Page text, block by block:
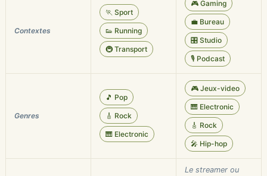
Contextes
🏃 Sport
👟 Running
🚇 Transport
🎮 Gaming
💼 Bureau
🎛️ Studio
🎙️ Podcast
Genres
🎵 Pop
🎸 Rock
🎹 Electronic
🎮 Jeux-video
🎹 Electronic
🎸 Rock
🎤 Hip-hop
Le streamer ou